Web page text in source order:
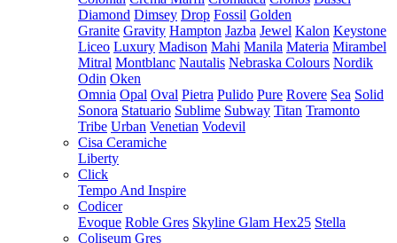
Diamond Dimsey Drop Fossil Golden
Granite Gravity Hampton Jazba Jewel Kalon Keystone
Liceo Luxury Madison Mahi Manila Materia Mirambel
Mitral Montblanc Nautalis Nebraska Colours Nordik
Odin Oken
Omnia Opal Oval Pietra Pulido Pure Rovere Sea Solid
Sonora Statuario Sublime Subway Titan Tramonto
Tribe Urban Venetian Vodevil
Cisa Ceramiche
Liberty
Click
Tempo And Inspire
Codicer
Evoque Roble Gres Skyline Glam Hex25 Stella
Coliseum Gres